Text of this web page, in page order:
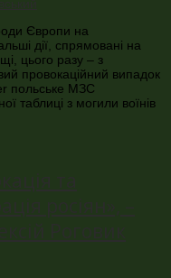
Європи на
дії, спрямовані на
цього разу – з
провокаційний випадок
польське МЗС
таблиці з могили воїнів